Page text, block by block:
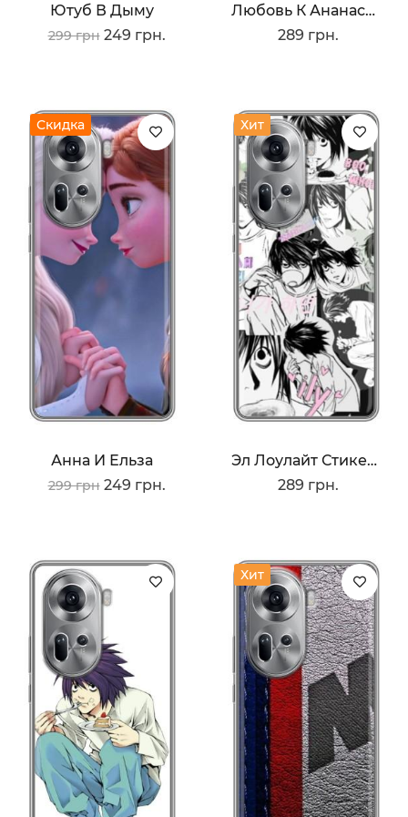
Ютуб В Дыму
299 грн 249 грн.
Любовь К Ананасам
289 грн.
Скидка
Анна И Ельза
299 грн 249 грн.
Хит
Эл Лоулайт Стикеры
289 грн.
Хит